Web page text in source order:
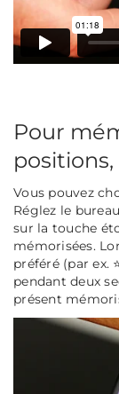
Pour
Vous pouvez
Réglez le
sur la touche
mémorisées.
préféré (par ex.
pendant deux
présent